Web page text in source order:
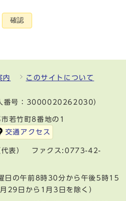
確認
内 このサイトについて
番号：3000020262030）
若竹町8番地の1
交通アクセス
代表） ファクス:0773-42-
日の午前8時30分から午後5時15
29日から1月3日を除く）